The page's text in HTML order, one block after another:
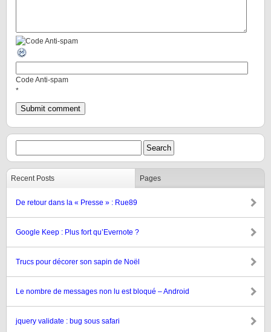
Code Anti-spam
*
Recent Posts Pages
De retour dans la « Presse » : Rue89
Google Keep : Plus fort qu’Evernote ?
Trucs pour décorer son sapin de Noël
Le nombre de messages non lu est bloqué – Android
jquery validate : bug sous safari